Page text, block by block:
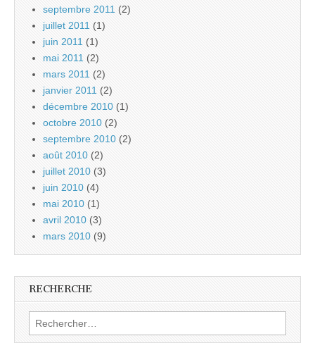
septembre 2011 (2)
juillet 2011 (1)
juin 2011 (1)
mai 2011 (2)
mars 2011 (2)
janvier 2011 (2)
décembre 2010 (1)
octobre 2010 (2)
septembre 2010 (2)
août 2010 (2)
juillet 2010 (3)
juin 2010 (4)
mai 2010 (1)
avril 2010 (3)
mars 2010 (9)
RECHERCHE
Rechercher :